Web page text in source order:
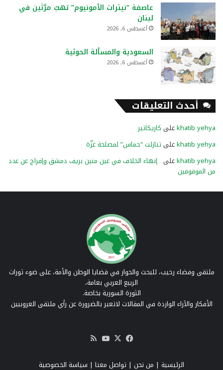
عاصفة “نيترات الأمونيوم” تهبّ مرَّتَين في
لبنان
أغسطس 6, 2026
السعودية والمسألة الحوثية
أغسطس 6, 2026
أحدث التعليقات
khatib yehyaعلى كاريكاتير
khatib yehyaعلى تنازلت “حماس” لمصلحة غزّة
khatib yehyaعلى إنهاء الخلاف في عين منين بريف دمشق وإفراج عن عدد
من الموقوفين
ملتقى وفضاء رحيب، للبحث والحوار في قضايا الوطن والأمة، على ضوء ثورات
الربيع العربي بعامة،
الثورة السورية بخاصة.
الأفكار والآراء الواردة في المقالات لاتعبر بالضرورة عن رأي ملتقى العروبيين
فيسبوك
‫X
‫YouTube
RSS
الرئيسية | من نحن | تواصل معنا | سياسة الخصوصية